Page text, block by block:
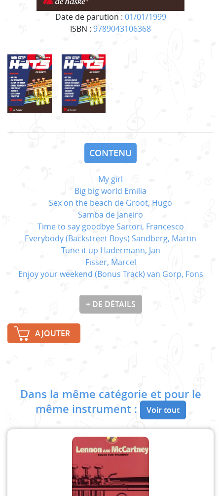
Date de parution : 01/01/1999
ISBN : 9789043106368
CONTENU
My girl
Big big world Emilia
Sex on the beach de Groot, Hugo
Samba de Janeiro
Time to say goodbye Sartori, Francesco
Everybody (Backstreet Boys) Sandberg, Martin
Tune it up Hadermann, Jan
Fisser, Marcel
Enjoy your weekend (Bonus Track) van Gorp, Fons
+ DE DÉTAILS
AJOUTER
Dans la même catégorie et pour le
même instrument :
Voir tout